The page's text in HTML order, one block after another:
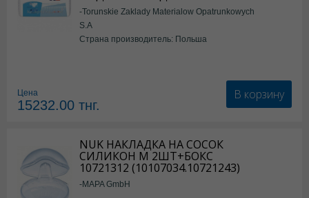
-Torunskie Zaklady Materialow Opatrunkowych
S.A
Страна производитель: Польша
Цена
15232.00 тнг.
В корзину
NUK НАКЛАДКА НА СОСОК
СИЛИКОН М 2ШТ+БОКС
10721312 (10107034.10721243)
-MAPA GmbH